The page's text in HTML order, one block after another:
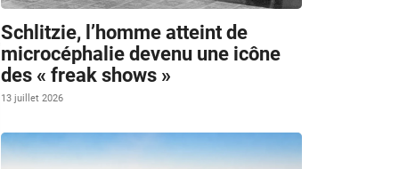
Schlitzie, l’homme atteint de
microcéphalie devenu une icône
des « freak shows »
13 juillet 2026